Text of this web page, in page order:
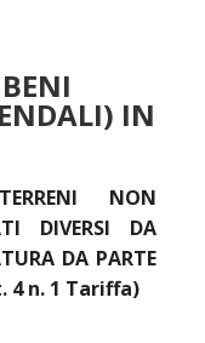
IN
NON
DIVERSI DA
DA PARTE
4 n. 1 Tariffa)